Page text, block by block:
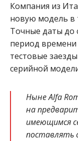
Компания из
новую модель в
Точные даты до
период
тестовые
серийной
Ныне Alfa
на
имеющимся
поставлять